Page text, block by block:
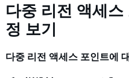
다중 리전 액세
정 보기
다중 리전 액세스 포인트에